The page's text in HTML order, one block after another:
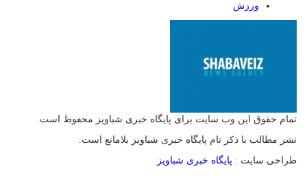
ورزش
تمام حقوق این وب سایت برای پایگاه خبری شباویز محفوظ است.
نشر مطالب با ذکر نام پایگاه خبری شباویز بلامانع است.
طراحی سایت : پایگاه خبری شباویز